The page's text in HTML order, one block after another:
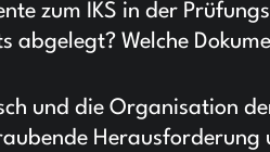
zum IKS in der
abgelegt? Welche
und die Organisation